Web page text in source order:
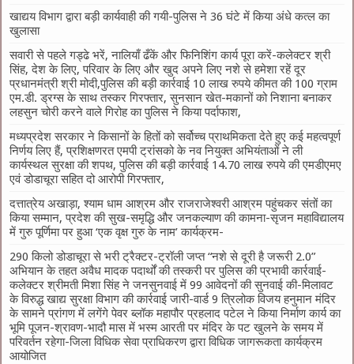
खाद्यय विभाग द्वारा बड़ी कार्यवाही की गयी-पुलिस ने 36 घंटे में किया अंधे कत्ल का
खुलासा
सवारी से पहले गड्ढे भरें, नालियाँ ढँकें और फिनिशिंग कार्य पूरा करें-कलेक्टर श्री
सिंह, देश के लिए, परिवार के लिए और खुद अपने लिए नशे से हमेशा रहें दूर
प्रधानमंत्री श्री मोदी,पुलिस की बड़ी कार्रवाई 10 लाख रुपये कीमत की 100 ग्राम
एम.डी. ड्रग्स के साथ तस्कर गिरफ्तार, सुनसान खेत-मकानों को निशाना बनाकर
लहसुन चोरी करने वाले गिरोह का पुलिस ने किया पर्दाफाश,
मध्यप्रदेश सरकार ने किसानों के हितों को सर्वोच्च प्राथमिकता देते हुए कई महत्वपूर्ण
निर्णय लिए हैं, प्रशिक्षणरत एमपी ट्रांसको के नव नियुक्त अभियंताओं ने ली
कार्यस्थल सुरक्षा की शपथ, पुलिस की बड़ी कार्रवाई 14.70 लाख रुपये की एमडीएमए
एवं डोडाचूरा सहित दो आरोपी गिरफ्तार,
दत्तात्रेय अखाड़ा, श्याम धाम आश्रम और राजराजेश्वरी आश्रम पहुंचकर संतों का
किया सम्मान, प्रदेश की सुख-समृद्धि और जनकल्याण की कामना-सृजन महाविद्यालय
में गुरु पूर्णिमा पर हुआ ‘एक वृक्ष गुरु के नाम’ कार्यक्रम-
290 किलो डोडाचूरा से भरी ट्रैक्टर-ट्रॉली जप्त “नशे से दूरी है जरूरी 2.0”
अभियान के तहत अवैध मादक पदार्थों की तस्करी पर पुलिस की प्रभावी कार्रवाई-
कलेक्टर श्रीमती मिशा सिंह ने जनसुनवाई में 99 आवेदनों की सुनवाई की-मिलावट
के विरुद्ध खाद्य सुरक्षा विभाग की कार्रवाई जारी-वार्ड 9 त्रिलोक विजय हनुमान मंदिर
के सामने प्रांगण में लगेंगे पेवर ब्लॉक महापौर प्रहलाद पटेल ने किया निर्माण कार्य का
भूमि पूजन-श्रावण-भादौ मास में भस्म आरती पर मंदिर के पट खुलने के समय में
परिवर्तन रहेगा-जिला विधिक सेवा प्राधिकरण द्वारा विधिक जागरूकता कार्यक्रम
आयोजित